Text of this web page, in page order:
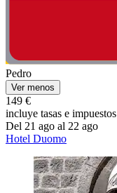
Pedro
Ver menos
149 €
incluye tasas e impuestos
Del 21 ago al 22 ago
Hotel Duomo